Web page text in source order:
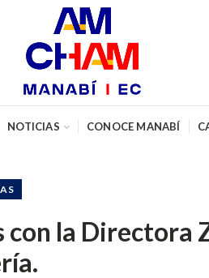
NOTICIAS CONOCE MANABÍ
la Directora